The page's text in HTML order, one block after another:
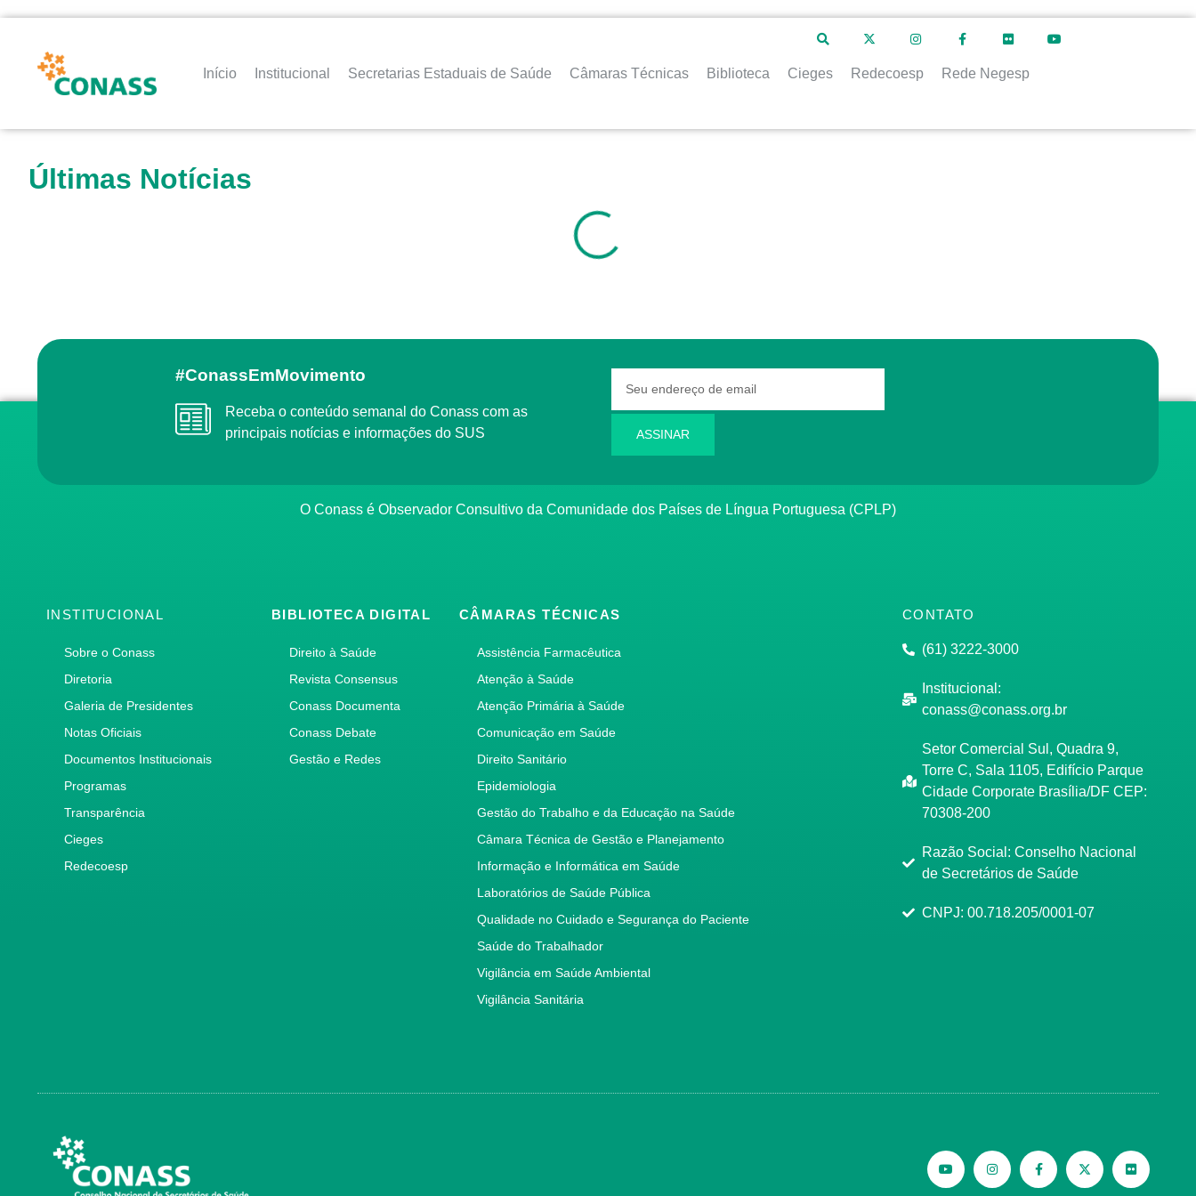
Início Institucional Secretarias Estaduais de Saúde Câmaras Técnicas Biblioteca Cieges Redecoesp Rede Negesp
Últimas Notícias
#ConassEmMovimento
Receba o conteúdo semanal do Conass com as
principais notícias e informações do SUS
ASSINAR
O Conass é Observador Consultivo da Comunidade dos Países de Língua Portuguesa (CPLP)
INSTITUCIONAL
Sobre o Conass
Diretoria
Galeria de Presidentes
Notas Oficiais
Documentos Institucionais
Programas
Transparência
Cieges
Redecoesp
BIBLIOTECA DIGITAL
Direito à Saúde
Revista Consensus
Conass Documenta
Conass Debate
Gestão e Redes
CÂMARAS TÉCNICAS
Assistência Farmacêutica
Atenção à Saúde
Atenção Primária à Saúde
Comunicação em Saúde
Direito Sanitário
Epidemiologia
Gestão do Trabalho e da Educação na Saúde
Câmara Técnica de Gestão e Planejamento
Informação e Informática em Saúde
Laboratórios de Saúde Pública
Qualidade no Cuidado e Segurança do Paciente
Saúde do Trabalhador
Vigilância em Saúde Ambiental
Vigilância Sanitária
CONTATO
(61) 3222-3000
Institucional:
conass@conass.org.br
Setor Comercial Sul, Quadra 9,
Torre C, Sala 1105, Edifício Parque
Cidade Corporate Brasília/DF CEP:
70308-200
Razão Social: Conselho Nacional
de Secretários de Saúde
CNPJ: 00.718.205/0001-07